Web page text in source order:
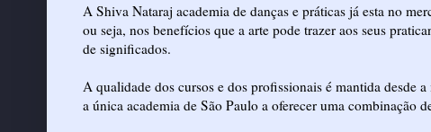
A Shiva Nataraj academia de danças e práticas já esta no
ou seja, nos benefícios que a arte pode trazer aos seus
de significados.
A qualidade dos cursos e dos profissionais é mantida desde
a única academia de São Paulo a oferecer uma combinação